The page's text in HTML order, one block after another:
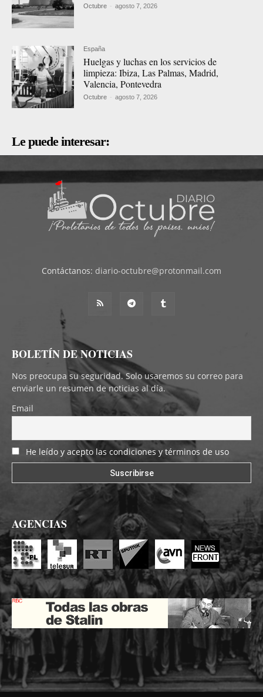
Octubre - agosto 7, 2026
España
Huelgas y luchas en los servicios de
limpieza: Ibiza, Las Palmas, Madrid,
Valencia, Pontevedra
Octubre - agosto 7, 2026
Le puede interesar:
Contáctanos: diario-octubre@protonmail.com
BOLETÍN DE NOTICIAS
Nos preocupa su seguridad. Solo usaremos su correo para
enviarle un resumen de noticias al día.
Email
He leído y acepto las condiciones y términos de uso
AGENCIAS